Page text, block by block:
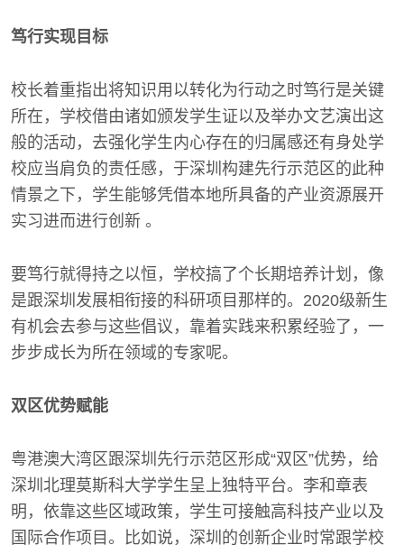
笃行实现目标
校长着重指出将知识用以转化为行动之时笃行是关键
所在，学校借由诸如颁发学生证以及举办文艺演出这
般的活动，去强化学生内心存在的归属感还有身处学
校应当肩负的责任感，于深圳构建先行示范区的此种
情景之下，学生能够凭借本地所具备的产业资源展开
实习进而进行创新 。
要笃行就得持之以恒，学校搞了个长期培养计划，像
是跟深圳发展相衔接的科研项目那样的。2020级新生
有机会去参与这些倡议，靠着实践来积累经验了，一
步步成长为所在领域的专家呢。
双区优势赋能
粤港澳大湾区跟深圳先行示范区形成“双区”优势，给
深圳北理莫斯科大学学生呈上独特平台。李和章表
明，依靠这些区域政策，学生可接触高科技产业以及
国际合作项目。比如说，深圳的创新企业时常跟学校